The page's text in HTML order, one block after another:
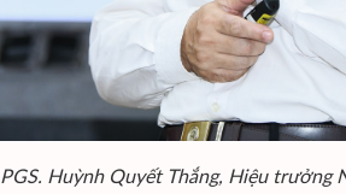
PGS. Huỳnh Quyết Thắng, Hiệu trưởng